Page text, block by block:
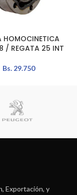
HOMOCINETICA
/ REGATA 25 INT
Bs.29.750
Exportación, y